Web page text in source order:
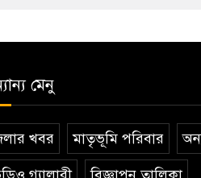
মেনু
খবর মাতৃভূমি পরিবার